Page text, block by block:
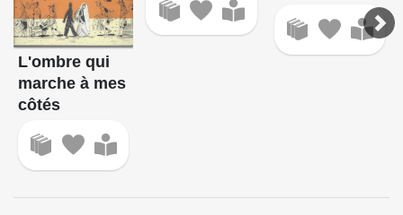
L'ombre qui
marche à mes
côtés